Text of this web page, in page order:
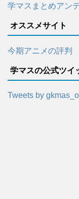
学マスまとめアン
オススメサイト
今期アニメの評判
学マスの公式ツイ
Tweets by